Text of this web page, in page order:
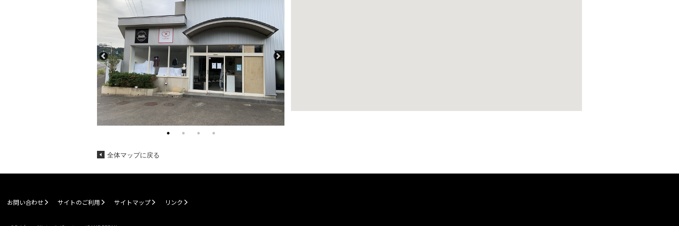
全体マップに戻る
お問い合わせ サイトのご利用 サイトマップ リンク